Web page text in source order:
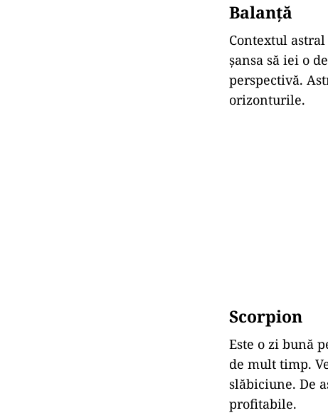
Balanță
Contextul astral
șansa să iei o
perspectivă.
orizonturile.
Scorpion
Este o zi bună
de mult timp.
slăbiciune. De
profitabile.